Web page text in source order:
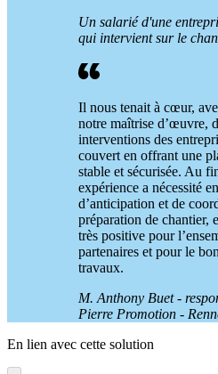
Un salarié d'une
qui intervient sur le
Il nous tenait à cœur,
notre maîtrise d’œuvre,
interventions des
couvert en offrant une
stable et sécurisée. Au
expérience a nécessité
d’anticipation et de
préparation de chantier,
très positive pour
partenaires et pour le
travaux.
M. Anthony Buet -
Pierre Promotion -
En lien avec cette solution